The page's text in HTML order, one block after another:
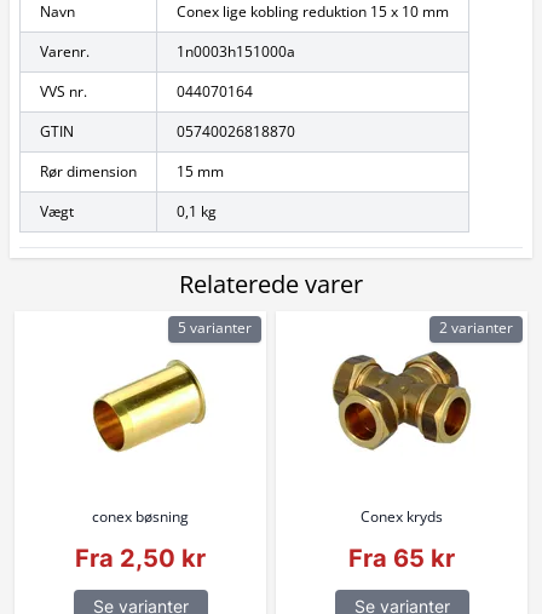
Navn
Conex lige kobling reduktion 15 x 10 mm
Varenr.
1n0003h151000a
VVS nr.
044070164
GTIN
05740026818870
Rør dimension
15 mm
Vægt
0,1 kg
Relaterede varer
conex bøsning
Fra 2,50 kr
Se varianter
5 varianter
Conex kryds
Fra 65 kr
Se varianter
2 varianter